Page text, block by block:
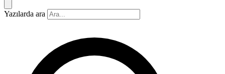
Yazılarda ara